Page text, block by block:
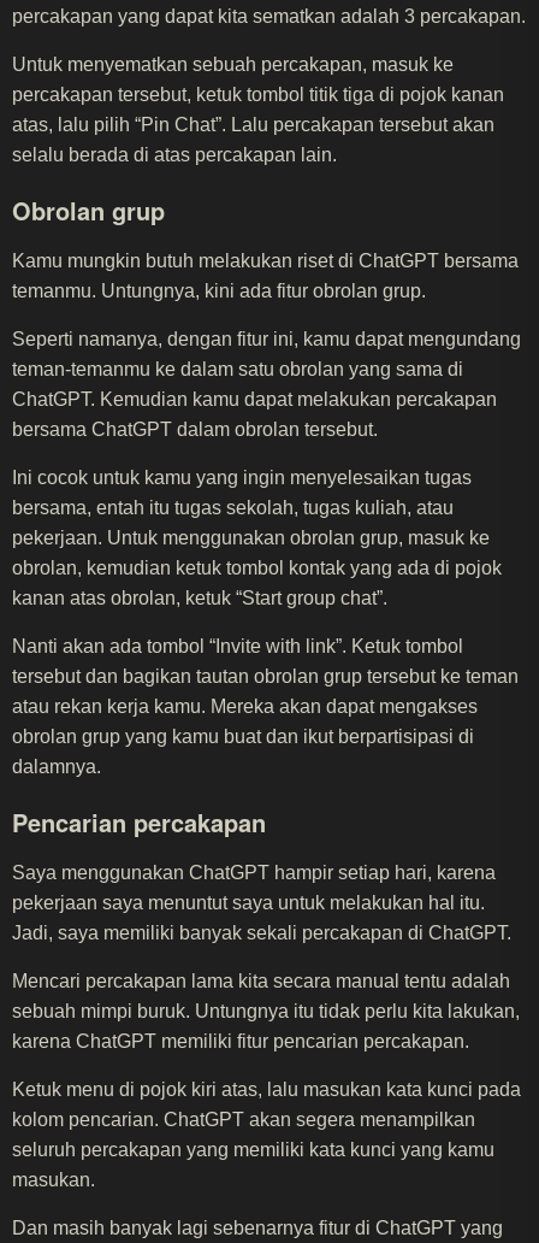
percakapan yang dapat kita sematkan adalah 3 percakapan.
Untuk menyematkan sebuah percakapan, masuk ke
percakapan tersebut, ketuk tombol titik tiga di pojok kanan
atas, lalu pilih “Pin Chat”. Lalu percakapan tersebut akan
selalu berada di atas percakapan lain.
Obrolan grup
Kamu mungkin butuh melakukan riset di ChatGPT bersama
temanmu. Untungnya, kini ada fitur obrolan grup.
Seperti namanya, dengan fitur ini, kamu dapat mengundang
teman-temanmu ke dalam satu obrolan yang sama di
ChatGPT. Kemudian kamu dapat melakukan percakapan
bersama ChatGPT dalam obrolan tersebut.
Ini cocok untuk kamu yang ingin menyelesaikan tugas
bersama, entah itu tugas sekolah, tugas kuliah, atau
pekerjaan. Untuk menggunakan obrolan grup, masuk ke
obrolan, kemudian ketuk tombol kontak yang ada di pojok
kanan atas obrolan, ketuk “Start group chat”.
Nanti akan ada tombol “Invite with link”. Ketuk tombol
tersebut dan bagikan tautan obrolan grup tersebut ke teman
atau rekan kerja kamu. Mereka akan dapat mengakses
obrolan grup yang kamu buat dan ikut berpartisipasi di
dalamnya.
Pencarian percakapan
Saya menggunakan ChatGPT hampir setiap hari, karena
pekerjaan saya menuntut saya untuk melakukan hal itu.
Jadi, saya memiliki banyak sekali percakapan di ChatGPT.
Mencari percakapan lama kita secara manual tentu adalah
sebuah mimpi buruk. Untungnya itu tidak perlu kita lakukan,
karena ChatGPT memiliki fitur pencarian percakapan.
Ketuk menu di pojok kiri atas, lalu masukan kata kunci pada
kolom pencarian. ChatGPT akan segera menampilkan
seluruh percakapan yang memiliki kata kunci yang kamu
masukan.
Dan masih banyak lagi sebenarnya fitur di ChatGPT yang